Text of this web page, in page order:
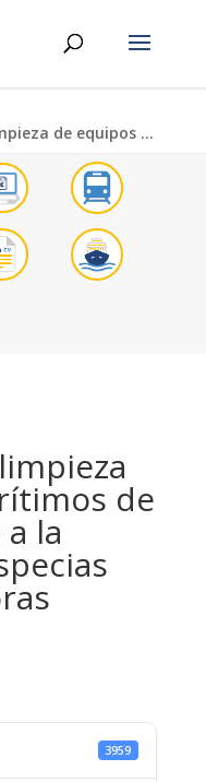
Certificación desinfección y limpieza de equipos marítimos de dragado frente a la presencia de especias exóticas invasoras
de
la
3959